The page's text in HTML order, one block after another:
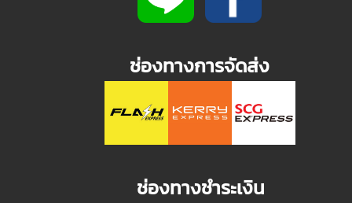
ช่องทางการจัดส่ง
ช่องทางชำระเงิน